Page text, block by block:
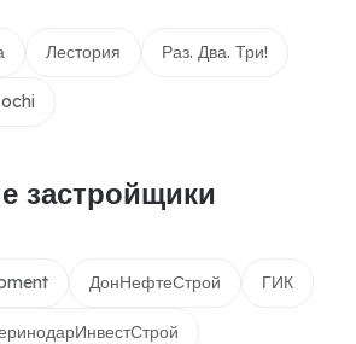
Лестория Раз. Два. Три!
застройщики
ДонНефтеСтрой ГИК